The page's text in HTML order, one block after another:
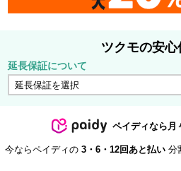
ツクモの安心
延長保証について
ペイディなら月
今ならペイディの 3・6・12回あと払い 分